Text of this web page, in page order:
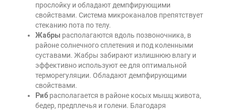
прослойку и обладают демпфирующими
свойствами. Система микроканалов препятствует
стеканию пота по телу.
Жабры располагаются вдоль позвоночника, в
районе солнечного сплетения и под коленными
суставами. Жабры забирают излишнюю влагу и
эффективно используют ее для оптимальной
терморегуляции. Обладают демпфирующими
свойствами.
Риб располагается в районе косых мышц живота,
бедер, предплечья и голени. Благодаря